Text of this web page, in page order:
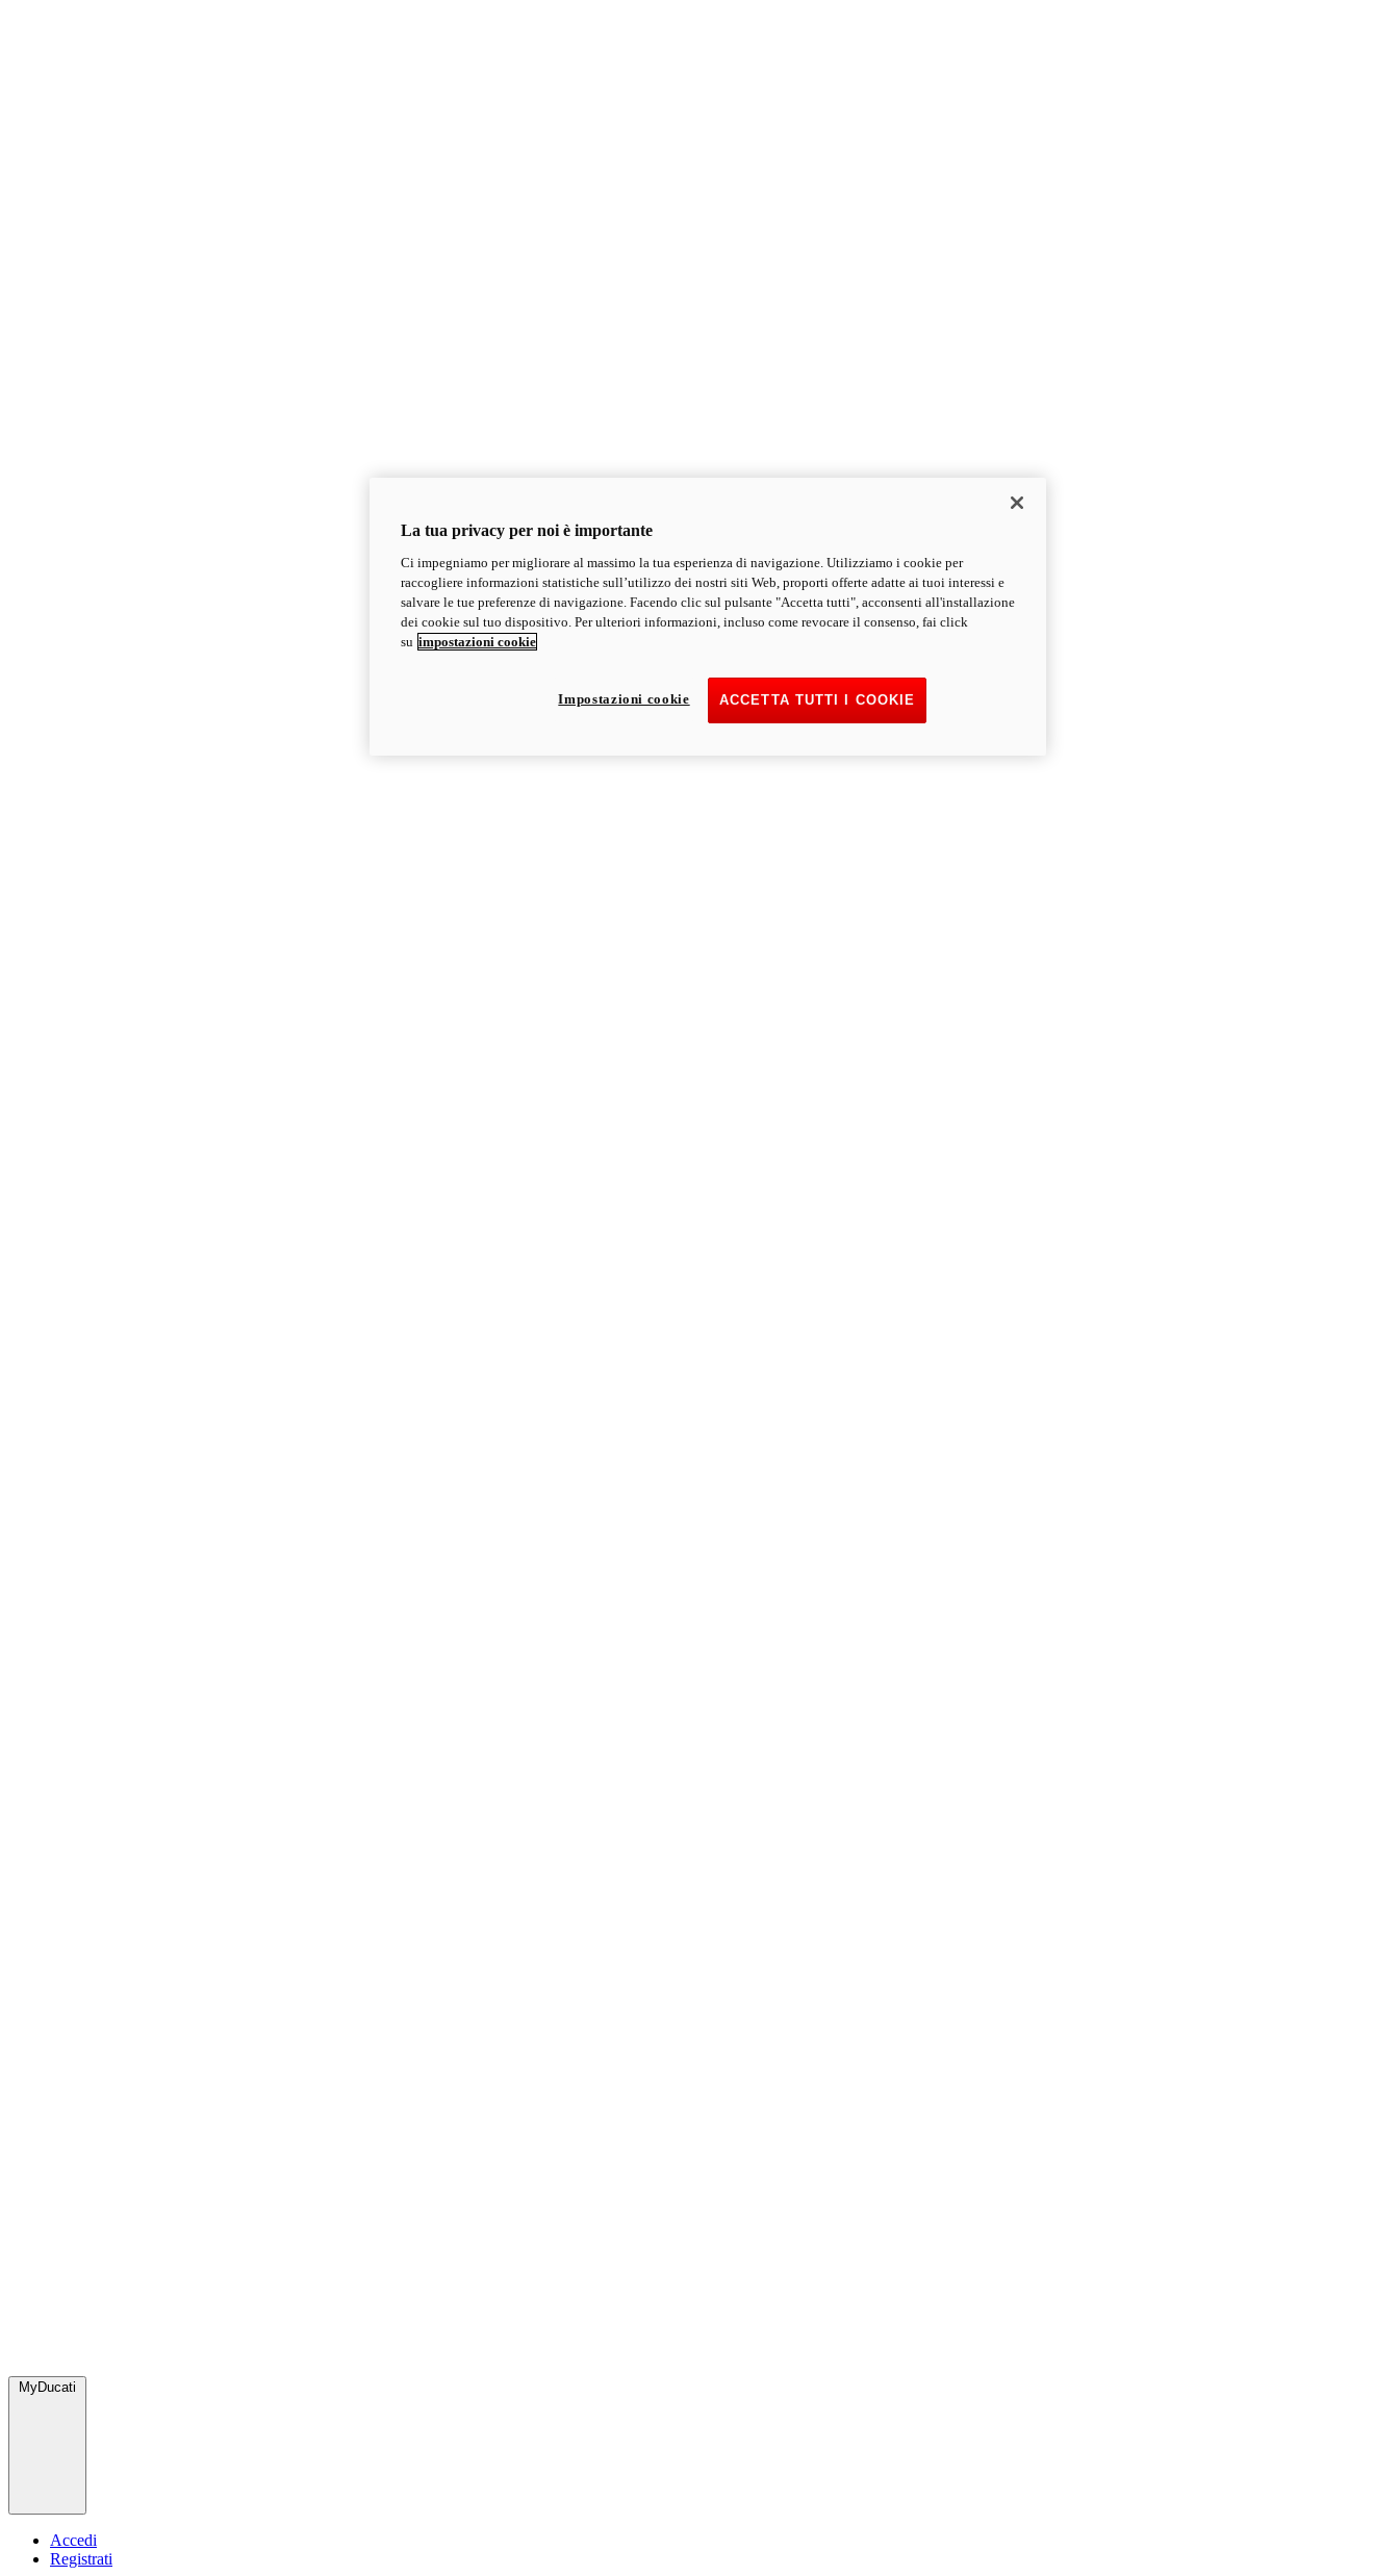
MyDucati
Accedi
Registrati
La tua privacy per noi è importante
Ci impegniamo per migliorare al massimo la tua esperienza di navigazione. Utilizziamo i cookie per
raccogliere informazioni statistiche sull’utilizzo dei nostri siti Web, proporti offerte adatte ai tuoi interessi e
salvare le tue preferenze di navigazione. Facendo clic sul pulsante "Accetta tutti", acconsenti all'installazione
dei cookie sul tuo dispositivo. Per ulteriori informazioni, incluso come revocare il consenso, fai click
su impostazioni cookie
ACCETTA TUTTI I COOKIE
Impostazioni cookie